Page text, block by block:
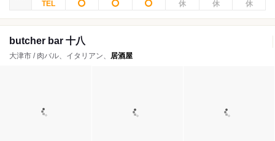
butcher bar 十八
大津市 / 肉バル、イタリアン、 居酒屋